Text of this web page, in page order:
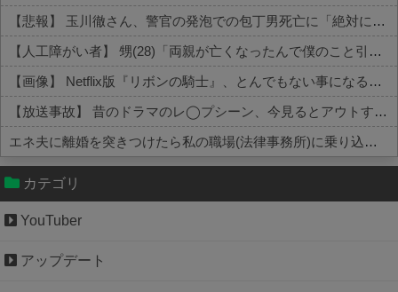
【悲報】 玉川徹さん、警官の発泡での包丁男死亡に「絶対に死刑にならない罪なのに警察が死刑にした！」 → 元警官のマジレスがコチラ → ………
【人工障がい者】 甥(28)「両親が亡くなったんで僕のこと引き取ってほしいんですけど！」なんでいい年したヒキニートを引き取らなきゃいけないんだ...
【画像】 Netflix版『リボンの騎士』、とんでもない事になるｗｗｗｗｗ
【放送事故】 昔のドラマのレ◯プシーン、今見るとアウトすぎる・・・
エネ夫に離婚を突きつけたら私の職場(法律事務所)に乗り込んできた 堂々と「離婚の法律相談です。母の薦めでこちらに参りました」と言っているが、...
Powered by livedoor 相互RSS
カテゴリ
YouTuber
アップデート